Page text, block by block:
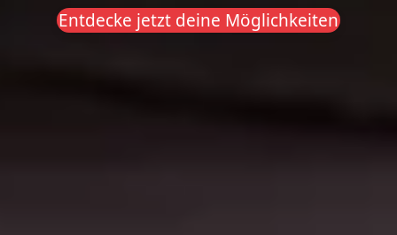
Entdecke jetzt deine Möglichkeiten